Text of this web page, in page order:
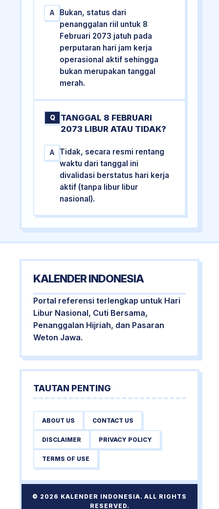
A
Bukan, status dari
penanggalan riil untuk 8
Februari 2073 jatuh pada
perputaran hari jam kerja
operasional aktif sehingga
bukan merupakan tanggal
merah.
Q
TANGGAL 8 FEBRUARI
2073 LIBUR ATAU TIDAK?
A
Tidak, secara resmi rentang
waktu dari tanggal ini
divalidasi berstatus hari kerja
aktif (tanpa libur libur
nasional).
KALENDER INDONESIA
Portal referensi terlengkap untuk Hari
Libur Nasional, Cuti Bersama,
Penanggalan Hijriah, dan Pasaran
Weton Jawa.
TAUTAN PENTING
ABOUT US CONTACT US
DISCLAIMER PRIVACY POLICY
TERMS OF USE
© 2026 KALENDER INDONESIA. ALL RIGHTS
RESERVED.